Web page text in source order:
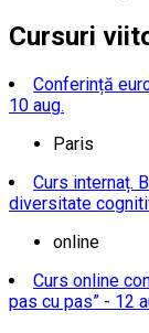
Cursuri
Conferință
10 aug.
Paris
Curs internaț.
diversitate
online
Curs online
pas cu pas” - 12